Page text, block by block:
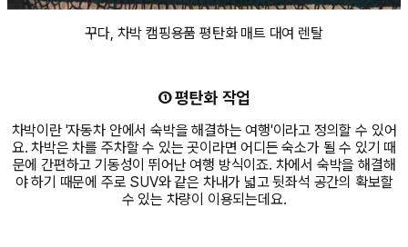
꾸다, 차박 캠핑용품 평탄화 매트 대여 렌탈
① 평탄화 작업
차박이란 '자동차 안에서 숙박을 해결하는 여행'이라고 정의할 수 있어
요. 차박은 차를 주차할 수 있는 곳이라면 어디든 숙소가 될 수 있기 때
문에 간편하고 기동성이 뛰어난 여행 방식이죠. 차에서 숙박을 해결해
야 하기 때문에 주로 SUV와 같은 차내가 넓고 뒷좌석 공간의 확보할
수 있는 차량이 이용되는데요.